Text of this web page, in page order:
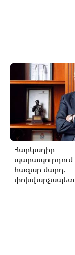
Հարկադիր
պարապուրդում
հազար մարդ.
փոխվարչապետ